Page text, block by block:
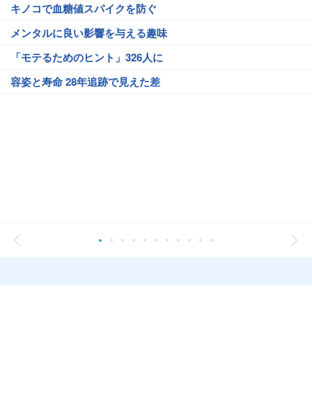
キノコで血糖値スパイクを防ぐ
メンタルに良い影響を与える趣味
「モテるためのヒント」326人に
容姿と寿命 28年追跡で見えた差